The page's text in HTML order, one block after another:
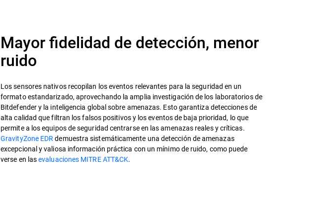
Mayor fidelidad de detección, menor
ruido
Los sensores nativos recopilan los eventos relevantes para la seguridad en un
formato estandarizado, aprovechando la amplia investigación de los laboratorios de
Bitdefender y la inteligencia global sobre amenazas. Esto garantiza detecciones de
alta calidad que filtran los falsos positivos y los eventos de baja prioridad, lo que
permite a los equipos de seguridad centrarse en las amenazas reales y críticas.
GravityZone EDR demuestra sistemáticamente una detección de amenazas
excepcional y valiosa información práctica con un mínimo de ruido, como puede
verse en lasevaluaciones MITRE ATT&CK.